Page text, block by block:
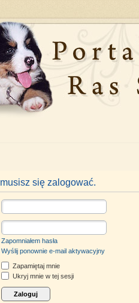
się zalogować.
Zapomniałem hasła
Wyślij ponownie e-mail aktywacyjny
Zapamiętaj mnie
Ukryj mnie w tej sesji